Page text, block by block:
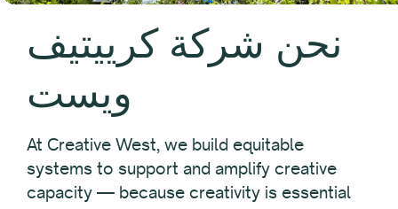
نحن شركة كرييتيف
ويست
At Creative West, we build equitable
systems to support and amplify creative
capacity — because creativity is essential